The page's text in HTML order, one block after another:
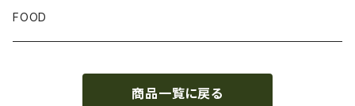
GLOVE
FOOD
商品一覧に戻る